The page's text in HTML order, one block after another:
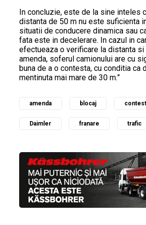
In concluzie, este de la sine inteles
distanta de 50 m nu este suficienta
situatii de conducere dinamica sau
fata este in decelerare. In cazul in
efectueaza o verificare la distanta si
amenda, soferul camionului are cu
buna de a o contesta, cu conditia ca
mentinuta mai mare de 30 m.”
amenda blocaj
Daimler franare trafic